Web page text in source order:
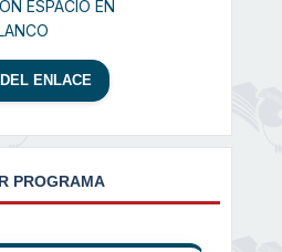
ESPACIO EN
ENLACE
PROGRAMA